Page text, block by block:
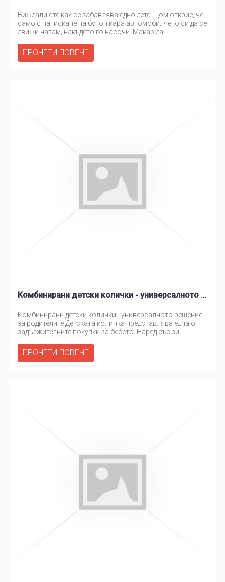
Виждали сте как се забавлява едно дете, щом открие, че
само с натискане на бутон кара автомобилчето си да се
движи натам, накъдето го насочи. Макар да...
ПРОЧЕТИ ПОВЕЧЕ
Комбинирани детски колички - универсалното решение за родителите
Комбинирани детски колички - универсалното решение
за родителите Детската количка представлява една от
задължителните покупки за бебето. Наред със зи...
ПРОЧЕТИ ПОВЕЧЕ